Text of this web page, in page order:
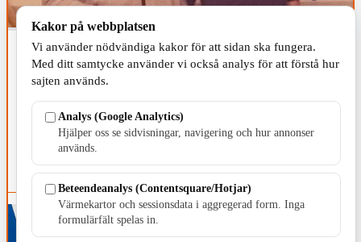
VAGGERYDS KOMMUN SPORT #ALFRED ELG
6 NOVEMBER, 2016, 00:00
Tre SM-guld till Skillingaryd
Michaela och Annika Arvidsson från Skillingaryds Skyttegille
tog i helgen guld vid nationella SM i luftgevärsskytte.
Kakor på webbplatsen
Vi använder nödvändiga kakor för att sidan ska fungera.
Med ditt samtycke använder vi också analys för att förstå hur
sajten används.
Analys (Google Analytics)
Hjälper oss se sidvisningar, navigering och hur annonser
används.
Beteendeanalys (Contentsquare/Hotjar)
Värmekartor och sessionsdata i aggregerad form. Inga
formulärfält spelas in.